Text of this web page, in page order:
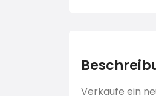
Verkaufe ein